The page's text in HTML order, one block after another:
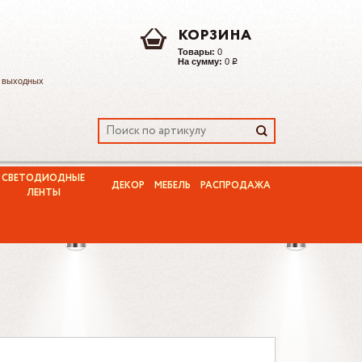
КОРЗИНА
Товары: 0
На сумму: 0 Р
СВЕТОДИОДНЫЕ
ЛЕНТЫ
ДЕКОР МЕБЕЛЬ РАСПРОДАЖА